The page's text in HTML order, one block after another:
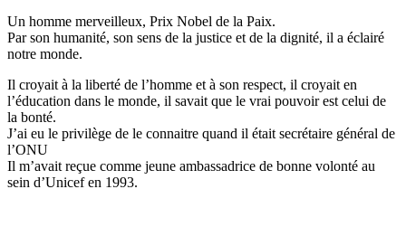
Un homme merveilleux, Prix Nobel de la Paix.
Par son humanité, son sens de la justice et de la dignité, il a éclairé
notre monde.
Il croyait à la liberté de l’homme et à son respect, il croyait en
l’éducation dans le monde, il savait que le vrai pouvoir est celui de
la bonté.
J’ai eu le privilège de le connaitre quand il était secrétaire général de
l’ONU
Il m’avait reçue comme jeune ambassadrice de bonne volonté au
sein d’Unicef en 1993.